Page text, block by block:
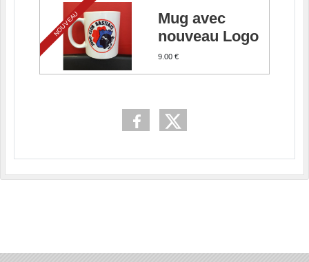
Mug avec
nouveau Logo
9.00 €
NOUVEAU